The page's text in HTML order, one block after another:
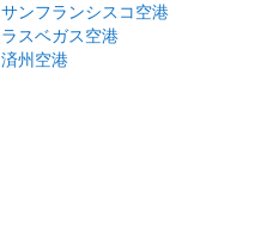
サンフランシスコ空港
ラスベガス空港
済州空港